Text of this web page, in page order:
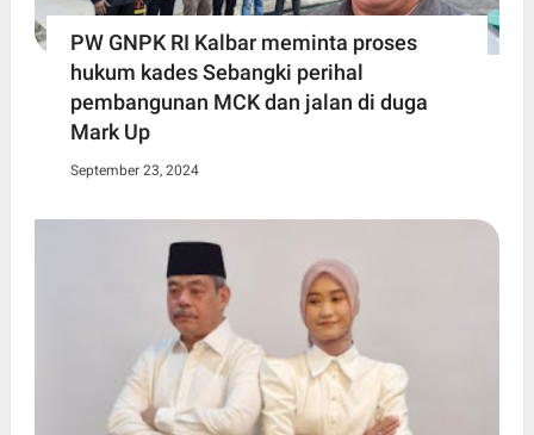
PW GNPK RI Kalbar meminta proses
hukum kades Sebangki perihal
pembangunan MCK dan jalan di duga
Mark Up
September 23, 2024